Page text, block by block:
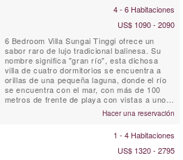
por el mar y respaldado por una prístina
4 - 6 Habitaciones
US$ 1090 - 2090
6 Bedroom Villa Sungai Tinggi ofrece un
sabor raro de lujo tradicional balinesa. Su
nombre significa "gran río", esta dichosa
villa de cuatro dormitorios se encuentra a
orillas de una pequeña laguna, donde el río
se encuentra con el mar, con más de 100
metros de frente de playa con vistas a uno
de los saltos de surf infames de Canggu.
Hacer una reservación
1 - 4 Habitaciones
US$ 1320 - 2795